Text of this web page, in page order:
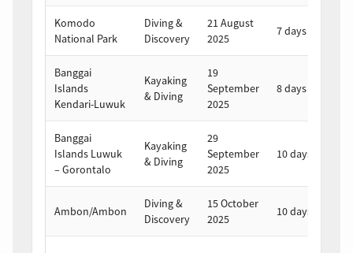
Komodo
National Park
Diving &
Discovery
21 August
2025
7 days
Banggai
Islands
Kendari-Luwuk
Kayaking
& Diving
19
September
2025
8 days
Banggai
Islands Luwuk
– Gorontalo
Kayaking
& Diving
29
September
2025
10 days
Ambon/Ambon
Diving &
Discovery
15 October
2025
10 days